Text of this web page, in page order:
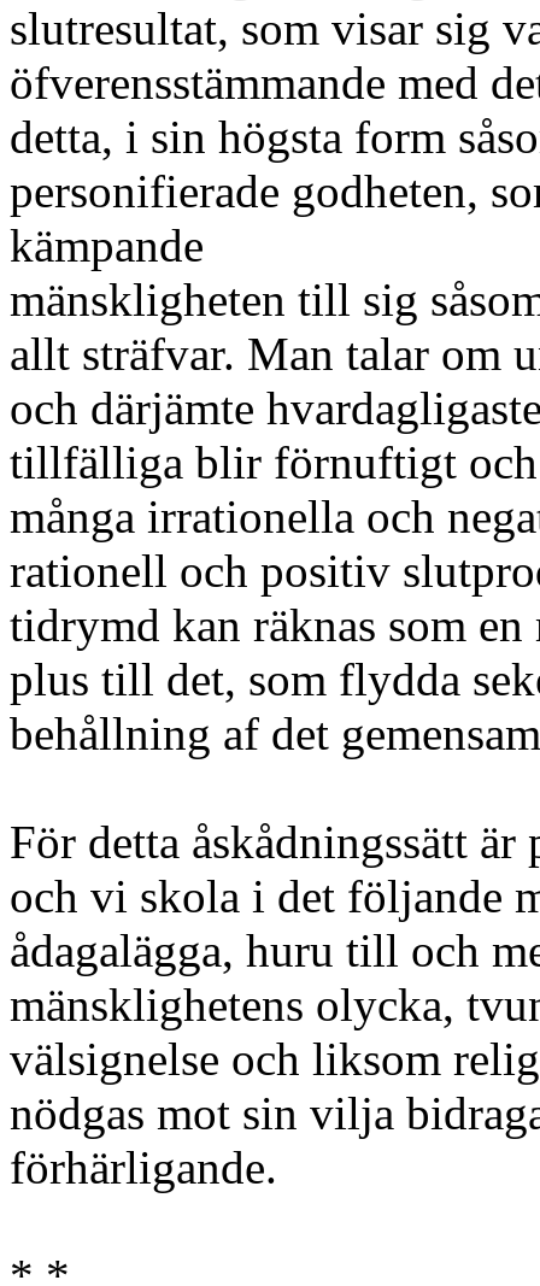
slutresultat, som visar sig
öfverensstämmande med
detta, i sin högsta form
personifierade godheten,
kämpande
mänskligheten till sig
allt sträfvar. Man talar om
och därjämte
tillfälliga blir förnuftigt och
många irrationella och
rationell och positiv
tidrymd kan räknas som
plus till det, som flydda
behållning af det
För detta åskådningssätt
och vi skola i det följande
ådagalägga, huru till och
mänsklighetens olycka,
välsignelse och liksom
nödgas mot sin vilja
förhärligande.